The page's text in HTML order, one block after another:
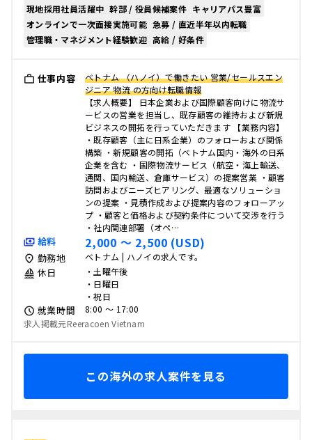
現地採用社員活躍中 幹部 / 役員候補案件 キャリアパス豊富
オンラインで一次面接実施可能 急募 / 直近半年以内転職
管理職・マネジメント経験歓迎 高給 / 好条件
仕事内容
ベトナム （ハノイ）で働きたい 営業/セールスエン
ジニア 物流 の方向け転職情報
【求人概要】 日本企業および国際顧客向けに物流サ
ービスの営業を担当し、既存顧客の維持および新規
ビジネスの開拓を行っていただきます 【業務内容】
・既存顧客（主に日系企業）のフォローおよび関係
構築 ・新規顧客の開拓（ベトナム国内・海外の日系
企業を含む ・国際物流サービス（航空・海上輸送、
通関、国内輸送、倉庫サービス）の提案営業 ・顧客
訪問およびニーズヒアリング、最適なソリューショ
ンの提案 ・見積作成および提案内容のフォローアッ
プ ・顧客と価格および契約条件について交渉を行う
・社内関連部署（オペ…
給料 2,000 〜 2,500 (USD)
勤務地 ベトナム | ハノイの求人です。
休日
・土曜午後
・日曜日
・祝日
就業時間
8:00 〜 17:00
求人掲載元Reeracoen Vietnam
この海外の求人案件を見る